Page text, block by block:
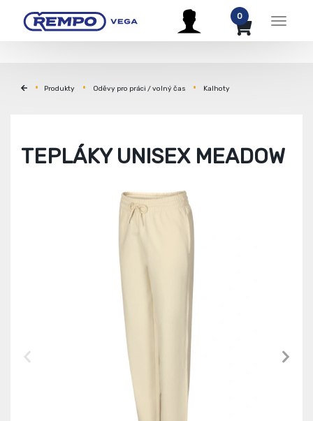
Menu
0
Produkty Oděvy pro práci / volný čas Kalhoty
TEPLÁKY UNISEX MEADOW